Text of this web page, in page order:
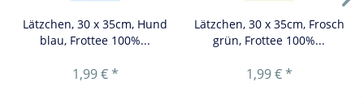
Lätzchen, 30 x 35cm, Hund
blau, Frottee 100%...
1,99 € *
Lätzchen, 30 x 35cm, Frosch
grün, Frottee 100%...
1,99 € *